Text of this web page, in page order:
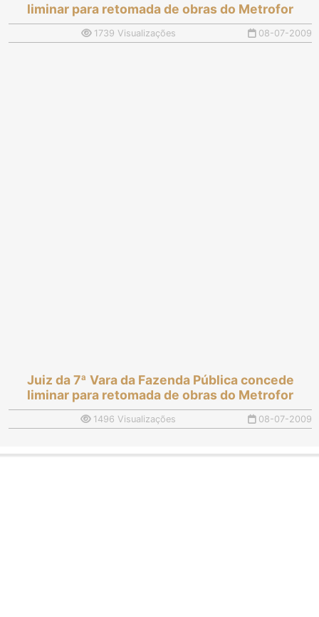
liminar para retomada de obras do Metrofor
1739 Visualizações 08-07-2009
Juiz da 7ª Vara da Fazenda Pública concede
liminar para retomada de obras do Metrofor
1496 Visualizações 08-07-2009